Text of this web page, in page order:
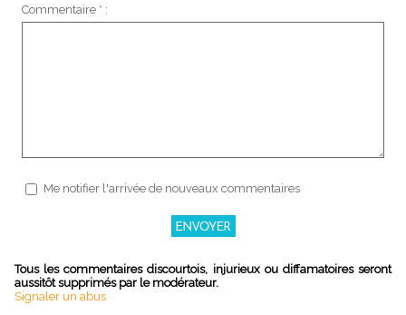
Commentaire * :
Me notifier l'arrivée de nouveaux commentaires
Tous les commentaires discourtois, injurieux ou diffamatoires seront
aussitôt supprimés par le modérateur.
Signaler un abus